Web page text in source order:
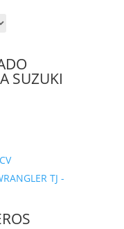
SUZUKI